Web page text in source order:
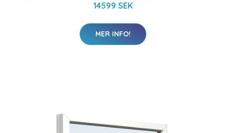
14599 SEK
MER INFO!